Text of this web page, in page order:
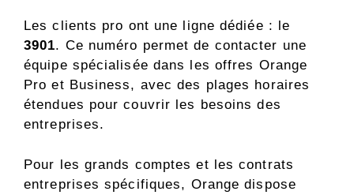
Les clients pro ont une ligne dédiée : le
3901. Ce numéro permet de contacter une
équipe spécialisée dans les offres Orange
Pro et Business, avec des plages horaires
étendues pour couvrir les besoins des
entreprises.
Pour les grands comptes et les contrats
entreprises spécifiques, Orange dispose